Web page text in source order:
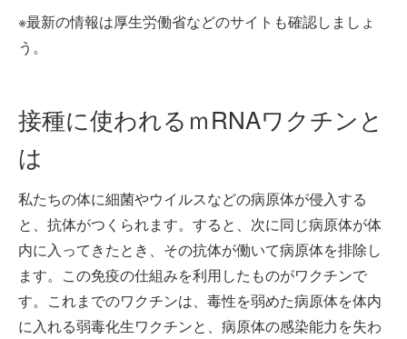
※最新の情報は厚生労働省などのサイトも確認しましょ
う。
接種に使われるｍRNAワクチンと
は
私たちの体に細菌やウイルスなどの病原体が侵入する
と、抗体がつくられます。すると、次に同じ病原体が体
内に入ってきたとき、その抗体が働いて病原体を排除し
ます。この免疫の仕組みを利用したものがワクチンで
す。これまでのワクチンは、毒性を弱めた病原体を体内
に入れる弱毒化生ワクチンと、病原体の感染能力を失わ